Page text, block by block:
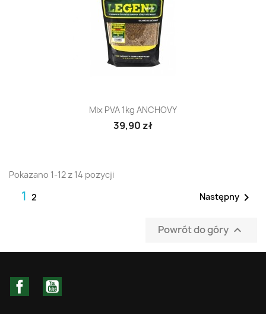
Mix PVA 1kg ANCHOVY
39,90 zł
Pokazano 1-12 z 14 pozycji
1 2 Następny 
Powrót do góry 
Facebook